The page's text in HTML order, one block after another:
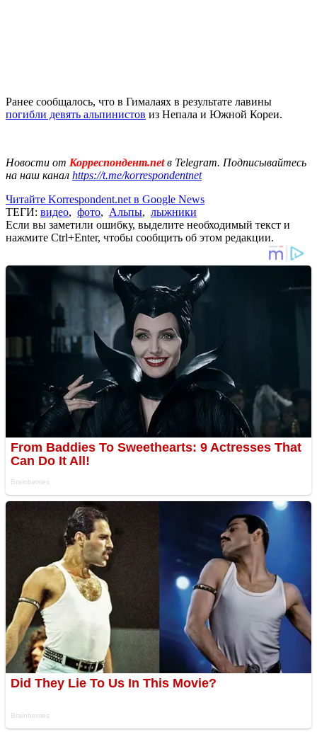
Ранее сообщалось, что в Гималаях в результате лавины
погибли девять альпинистов из Непала и Южной Кореи.
Новости от Корреспондент.netв Telegram. Подписывайтесь
на наш канал https://t.me/korrespondentnet
Читайте Korrespondent.net в Google News
ТЕГИ: видео, фото, Альпы, лыжники
Если вы заметили ошибку, выделите необходимый текст и
нажмите Ctrl+Enter, чтобы сообщить об этом редакции.